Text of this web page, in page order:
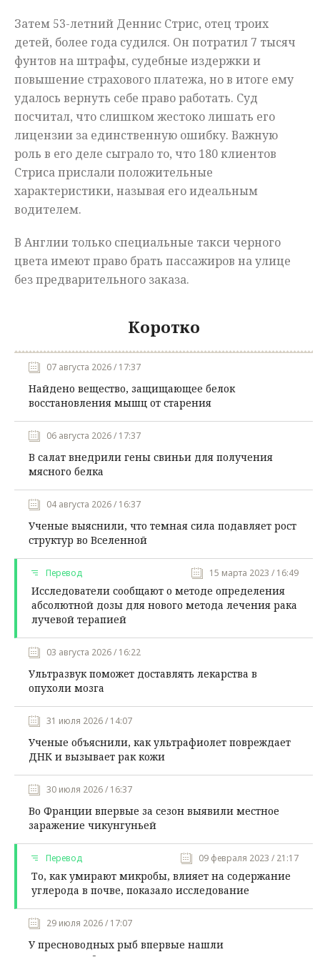
Затем 53-летний Деннис Стрис, отец троих
детей, более года судился. Он потратил 7 тысяч
фунтов на штрафы, судебные издержки и
повышение страхового платежа, но в итоге ему
удалось вернуть себе право работать. Суд
посчитал, что слишком жестоко лишать его
лицензии за единственную ошибку. Важную
роль в его деле сыграло то, что 180 клиентов
Стриса прислали положительные
характеристики, называя его идеальным
водителем.
В Англии только специальные такси черного
цвета имеют право брать пассажиров на улице
без предварительного заказа.
Коротко
07 августа 2026 / 17:37
Найдено вещество, защищающее белок
восстановления мышц от старения
06 августа 2026 / 17:37
В салат внедрили гены свиньи для получения
мясного белка
04 августа 2026 / 16:37
Ученые выяснили, что темная сила подавляет рост
структур во Вселенной
Перевод 15 марта 2023 / 16:49
Исследователи сообщают о методе определения
абсолютной дозы для нового метода лечения рака
лучевой терапией
03 августа 2026 / 16:22
Ультразвук поможет доставлять лекарства в
опухоли мозга
31 июля 2026 / 14:07
Ученые объяснили, как ультрафиолет повреждает
ДНК и вызывает рак кожи
30 июля 2026 / 16:37
Во Франции впервые за сезон выявили местное
заражение чикунгуньей
Перевод 09 февраля 2023 / 21:17
То, как умирают микробы, влияет на содержание
углерода в почве, показало исследование
29 июля 2026 / 17:07
У пресноводных рыб впервые нашли